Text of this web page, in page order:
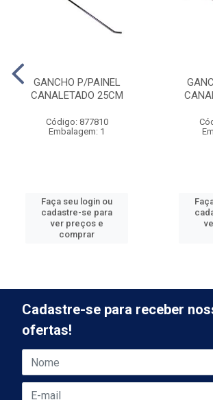
GANCHO P/PAINEL
CANALETADO 25CM
Código: 877810
Embalagem: 1
Faça seu login ou
cadastre-se para
ver preços e
comprar
Cadastre-se para receber
ofertas!